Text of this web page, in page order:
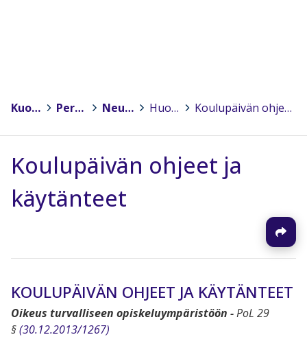
Kuopio > Peruskoulut > Neulamäen koulu > Huoltajille > Koulupäivän ohjeet ja käytänteet
Koulupäivän ohjeet ja
käytänteet
KOULUPÄIVÄN OHJEET JA KÄYTÄNTEET
Oikeus turvalliseen opiskeluympäristöön -PoL 29
§(30.12.2013/1267)